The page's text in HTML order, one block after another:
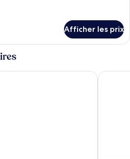
Afficher les prix